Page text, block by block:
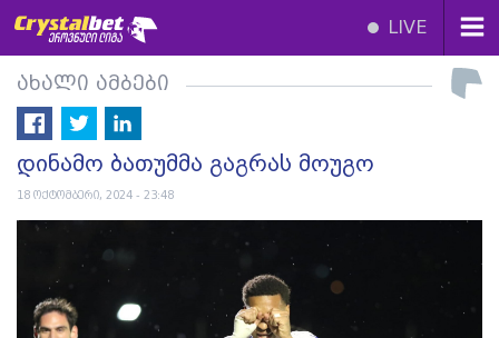
LIVE
ახალი ამბები
დინამო ბათუმმა გაგრას მოუგო
18 ოქტომბერი, 2024 - 23:48